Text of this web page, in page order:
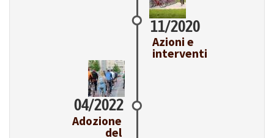
11/2020
Azioni e
interventi
04/2022
Adozione
del